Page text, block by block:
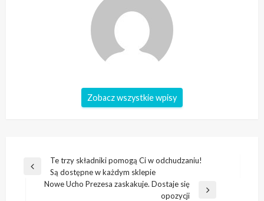
Zobacz wszystkie wpisy
Nawigacja
wpisu
Poprzedni
Te trzy składniki pomogą Ci w odchudzaniu!
Są dostępne w każdym sklepie
Nowe Ucho Prezesa zaskakuje. Dostaje się
opozycji